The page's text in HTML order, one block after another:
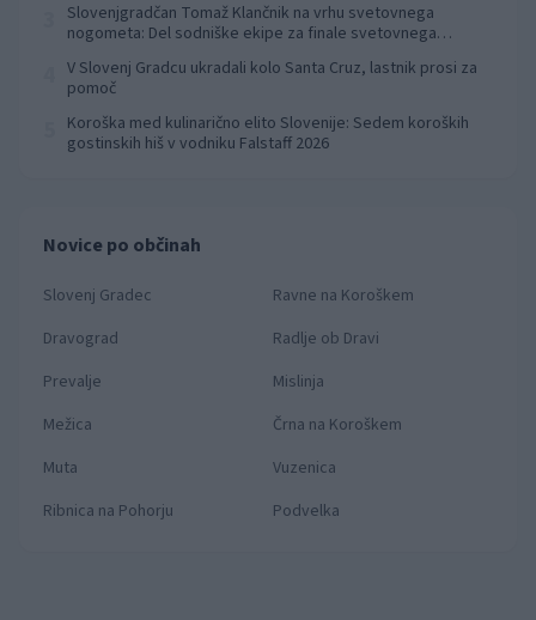
Slovenjgradčan Tomaž Klančnik na vrhu svetovnega
nogometa: Del sodniške ekipe za finale svetovnega
V Slovenj Gradcu ukradali kolo Santa Cruz, lastnik prosi za
pomoč
Koroška med kulinarično elito Slovenije: Sedem koroških
gostinskih hiš v vodniku Falstaff 2026
Novice po občinah
Slovenj Gradec
Ravne na Koroškem
Dravograd
Radlje ob Dravi
Prevalje
Mislinja
Mežica
Črna na Koroškem
Muta
Vuzenica
Ribnica na Pohorju
Podvelka